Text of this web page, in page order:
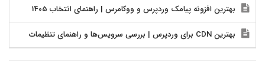
بهترین افزونه پیامک وردپرس و ووکامرس | راهنمای انتخاب 1405
بهترین CDN برای وردپرس | بررسی سرویس‌ها و راهنمای تنظیمات